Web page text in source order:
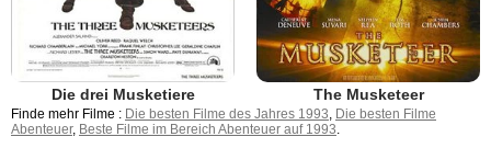
Die drei Musketiere The Musketeer
Finde mehr Filme : Die besten Filme des Jahres 1993, Die besten Filme
Abenteuer, Beste Filme im Bereich Abenteuer auf 1993.